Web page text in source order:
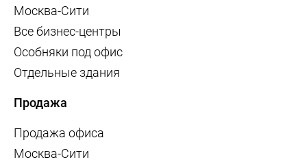
Москва-Сити
Все бизнес-центры
Особняки под офис
Отдельные здания
Продажа
Продажа офиса
Москва-Сити